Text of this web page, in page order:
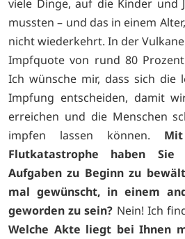
viele Dinge, auf die Kinder und
mussten – und das in einem
nicht wiederkehrt. In der
Impfquote von rund 80
Ich wünsche mir, dass sich die
Impfung entscheiden, damit
erreichen und die Menschen
impfen lassen können.
Flutkatastrophe haben
Aufgaben zu Beginn zu
mal gewünscht, in einem
geworden zu sein? Nein! Ich
Welche Akte liegt bei Ihnen